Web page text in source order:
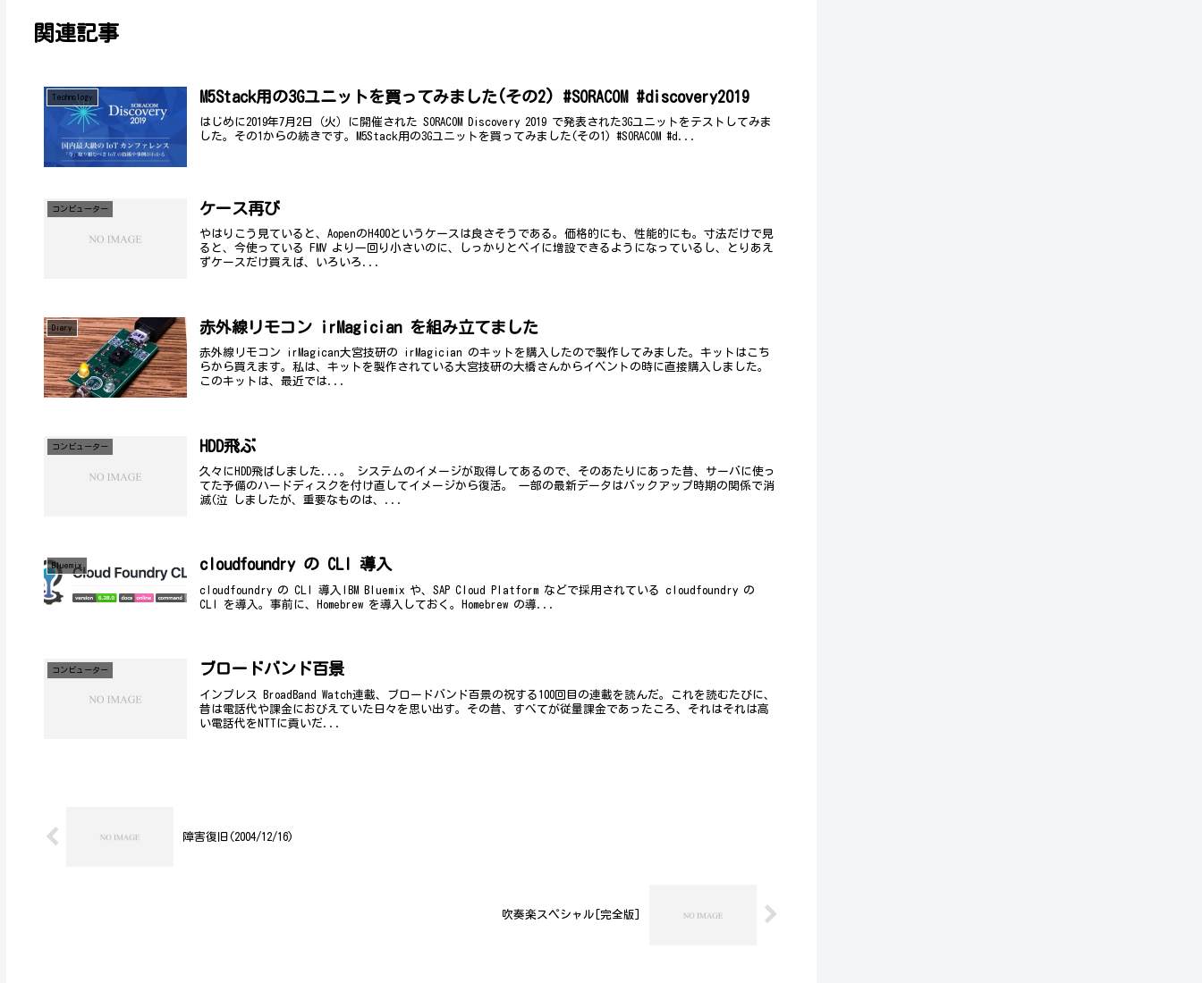
関連記事
Technology M5Stack用の3Gユニットを買ってみました(その2) #SORACOM #discovery2019
はじめに2019年7月2日（火）に開催された SORACOM Discovery 2019 で発表された3Gユニットをテストしてみま
した。その1からの続きです。M5Stack用の3Gユニットを買ってみました(その1) #SORACOM #d...
コンビューター ケース再び
やはりこう見ていると、AopenのH400というケースは良さそうである。価格的にも、性能的にも。寸法だけで見
ると、今使っている FMV より一回り小さいのに、しっかりとベイに増設できるようになっているし、とりあえ
ずケースだけ買えば、いろいろ...
Diary 赤外線リモコン irMagician を組み立てました
赤外線リモコン irMagican大宮技研の irMagician のキットを購入したので製作してみました。キットはこち
らから買えます。私は、キットを製作されている大宮技研の大橋さんからイベントの時に直接購入しました。
このキットは、最近では...
コンビューター HDD飛ぶ
久々にHDD飛ばしました...。 システムのイメージが取得してあるので、そのあたりにあった昔、サーバに使っ
てた予備のハードディスクを付け直してイメージから復活。 一部の最新データはバックアップ時期の関係で消
滅(泣 しましたが、重要なものは、...
Bluemix cloudfoundry の CLI 導入
cloudfoundry の CLI 導入IBM Bluemix や、SAP Cloud Platform などで採用されている cloudfoundry の
CLI を導入。事前に、Homebrew を導入しておく。Homebrew の導...
コンビューター ブロードバンド百景
インプレス BroadBand Watch連載、ブロードバンド百景の祝する100回目の連載を読んだ。これを読むたびに、
昔は電話代や課金におびえていた日々を思い出す。その昔、すべてが従量課金であったころ、それはそれは高
い電話代をNTTに貢いだ...
障害復旧(2004/12/16)
吹奏楽スペシャル[完全版]